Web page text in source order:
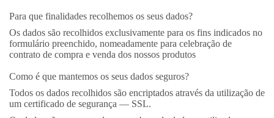
Para que finalidades recolhemos os seus dados?
Os dados são recolhidos exclusivamente para os fins indicados no
formulário preenchido, nomeadamente para celebração de
contrato de compra e venda dos nossos produtos
Como é que mantemos os seus dados seguros?
Todos os dados recolhidos são encriptados através da utilização de
um certificado de segurança — SSL.